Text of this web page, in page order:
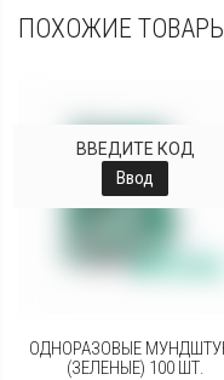
ПОХОЖИЕ
ВВЕДИТЕ КОД
Ввод
ОДНОРАЗОВЫЕ
(ЗЕЛЕНЫЕ) 100 ШТ.